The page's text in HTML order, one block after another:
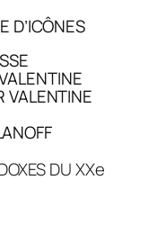
D’ICÔNES
VALENTINE
DU XXe